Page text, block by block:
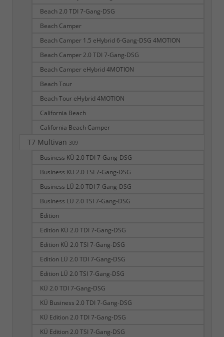
Beach 2.0 TDI 7-Gang-DSG
Beach Camper
Beach Camper 1.5 eHybrid 6-Gang-DSG 4MOTION
Beach Camper 2.0 TDI 7-Gang-DSG
Beach Camper eHybrid 4MOTION
Beach Tour
Beach Tour eHybrid 4MOTION
California Beach
California Beach Camper
T7 Multivan 309
Business KÜ 2.0 TDI 7-Gang-DSG
Business KÜ 2.0 TSI 7-Gang-DSG
Business LÜ 2.0 TDI 7-Gang-DSG
Business LÜ 2.0 TSI 7-Gang-DSG
Edition
Edition KÜ 2.0 TDI 7-Gang-DSG
Edition KÜ 2.0 TSI 7-Gang-DSG
Edition LÜ 2.0 TDI 7-Gang-DSG
Edition LÜ 2.0 TSI 7-Gang-DSG
KÜ 2.0 TDI 7-Gang-DSG
KÜ Business 2.0 TDI 7-Gang-DSG
KÜ Edition 2.0 TDI 7-Gang-DSG
KÜ Edition 2.0 TSI 7-Gang-DSG